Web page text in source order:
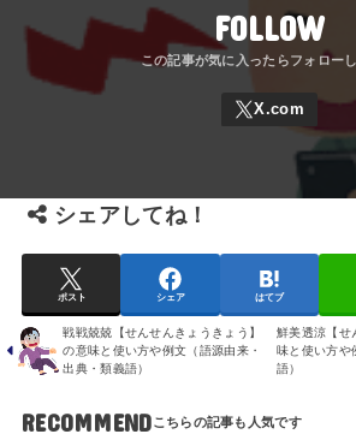
FOLLOW
シェアしてね！
ポスト シェア はてブ
戦戦兢兢【せんせんきょうきょう】
の意味と使い方や例文（語源由来・
出典・類義語）
鮮美透涼【せ
味と使い方や
語）
RECOMMEND